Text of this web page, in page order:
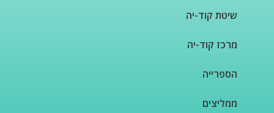
שיטת קוד-יה
מרכז קוד-יה
הספרייה
ממליצים